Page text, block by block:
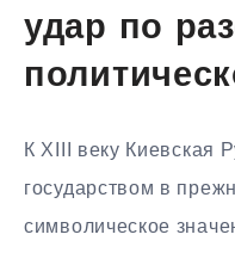
удар по
К XIII веку Киевская
государством в
символическое